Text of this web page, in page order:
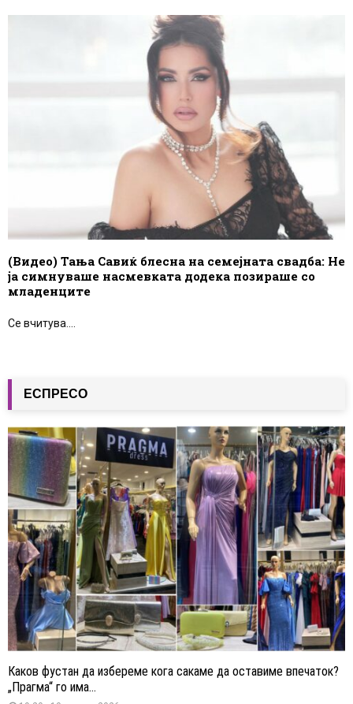
(Видео) Тања Савиќ блесна на семејната свадба: Не
ја симнуваше насмевката додека позираше со
младенците
Се вчитува....
ЕСПРЕСО
Каков фустан да избереме кога сакаме да оставиме впечаток?
„Прагма“ го има...